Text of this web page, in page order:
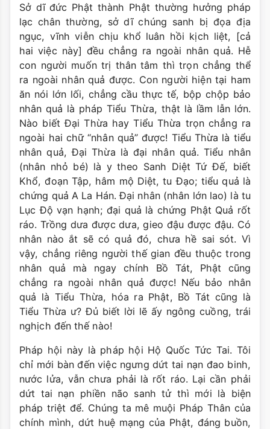
Sở dĩ đức Phật thành Phật thường hưởng pháp
lạc chân thường, sở dĩ chúng sanh bị đọa địa
ngục, vĩnh viễn chịu khổ luân hồi kịch liệt, [cả
hai việc này] đều chẳng ra ngoài nhân quả. Hễ
con người muốn trị thân tâm thì trọn chẳng thể
ra ngoài nhân quả được. Con người hiện tại ham
ăn nói lớn lối, chẳng cầu thực tế, bộp chộp bảo
nhân quả là pháp Tiểu Thừa, thật là lầm lẫn lớn.
Nào biết Ðại Thừa hay Tiểu Thừa trọn chẳng ra
ngoài hai chữ “nhân quả” được! Tiểu Thừa là tiểu
nhân quả, Ðại Thừa là đại nhân quả. Tiểu nhân
(nhân nhỏ bé) là y theo Sanh Diệt Tứ Ðế, biết
Khổ, đoạn Tập, hâm mộ Diệt, tu Ðạo; tiểu quả là
chứng quả A La Hán. Ðại nhân (nhân lớn lao) là tu
Lục Ðộ vạn hạnh; đại quả là chứng Phật Quả rốt
ráo. Trồng dưa được dưa, gieo đậu được đậu. Có
nhân nào ắt sẽ có quả đó, chưa hề sai sót. Vì
vậy, chẳng riêng người thế gian đều thuộc trong
nhân quả mà ngay chính Bồ Tát, Phật cũng
chẳng ra ngoài nhân quả được! Nếu bảo nhân
quả là Tiểu Thừa, hóa ra Phật, Bồ Tát cũng là
Tiểu Thừa ư? Ðủ biết lời lẽ ấy ngông cuồng, trái
nghịch đến thế nào!
Pháp hội này là pháp hội Hộ Quốc Tức Tai. Tôi
chỉ mới bàn đến việc ngưng dứt tai nạn đao binh,
nước lửa, vẫn chưa phải là rốt ráo. Lại cần phải
dứt tai nạn phiền não sanh tử thì mới là biện
pháp triệt để. Chúng ta mê muội Pháp Thân của
chính mình, dứt huệ mạng của Phật, đáng buồn,